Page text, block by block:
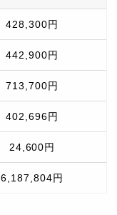
428,300円
442,900円
713,700円
402,696円
24,600円
6,187,804円